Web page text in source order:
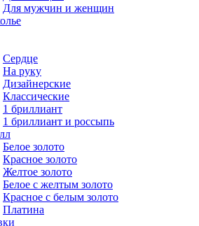
Для мужчин и женщин
Сердце
На руку
Дизайнерские
Классические
1 бриллиант
1 бриллиант и россыпь
Белое золото
Красное золото
Желтое золото
Белое с желтым золото
Красное с белым золото
Платина